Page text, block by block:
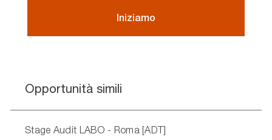
Iniziamo
Opportunità simili
Stage Audit LABO - Roma [ADT]